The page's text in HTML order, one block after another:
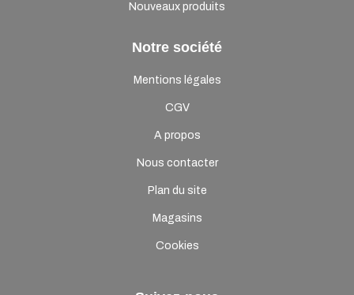
Nouveaux produits
Notre société
Mentions légales
CGV
A propos
Nous contacter
Plan du site
Magasins
Cookies